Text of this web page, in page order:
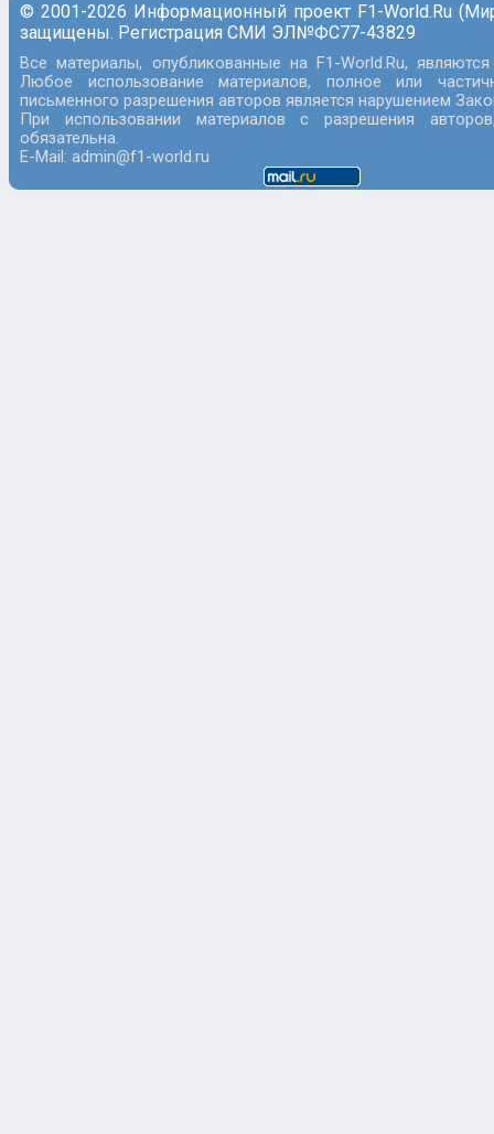
© 2001-2026 Информационный проект F1-World.Ru
защищены. Регистрация СМИ ЭЛ№ФС77-43829
Все материалы, опубликованные на F1-World.Ru,
Любое использование материалов, полное или
письменного разрешения авторов является нарушением
При использовании материалов с разрешения
обязательна.
E-Mail: admin@f1-world.ru